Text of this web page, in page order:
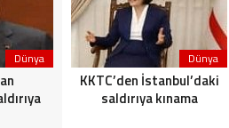
Dünya Dünya
KKTC’den İstanbul’daki
saldırıya kınama